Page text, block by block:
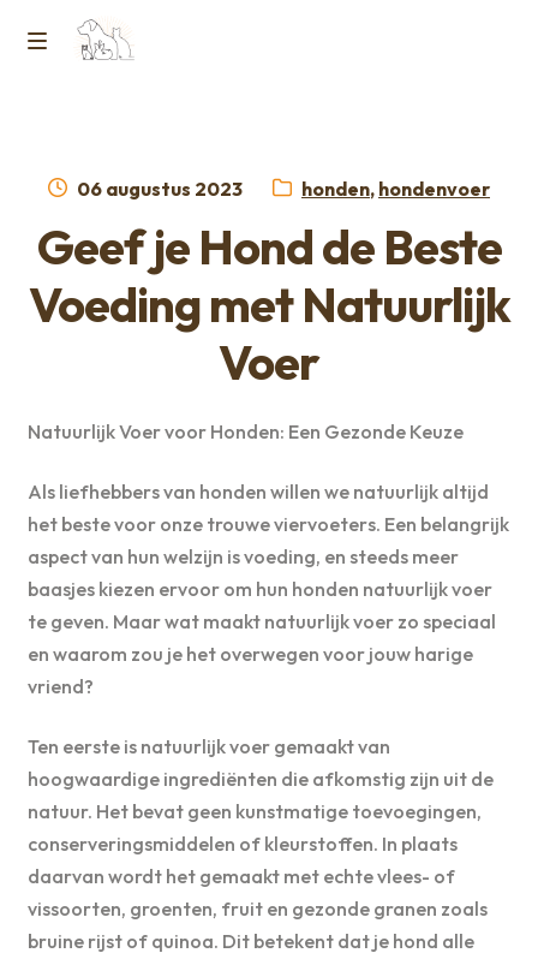
Ga
Ga
n
u
Horcon Webshop – GDPR / Voorwaarden /
Privacybeleid
Over ons
Geplaatst
06 augustus 2023 Categorieën:
honden, hondenvoer
Geef je Hond de Beste
Voeding met Natuurlijk
Voer
Natuurlijk Voer voor Honden: Een Gezonde Keuze
Als liefhebbers van honden willen we natuurlijk altijd
het beste voor onze trouwe viervoeters. Een belangrijk
aspect van hun welzijn is voeding, en steeds meer
baasjes kiezen ervoor om hun honden natuurlijk voer
te geven. Maar wat maakt natuurlijk voer zo speciaal
en waarom zou je het overwegen voor jouw harige
vriend?
Ten eerste is natuurlijk voer gemaakt van
hoogwaardige ingrediënten die afkomstig zijn uit de
natuur. Het bevat geen kunstmatige toevoegingen,
conserveringsmiddelen of kleurstoffen. In plaats
daarvan wordt het gemaakt met echte vlees- of
vissoorten, groenten, fruit en gezonde granen zoals
bruine rijst of quinoa. Dit betekent dat je hond alle